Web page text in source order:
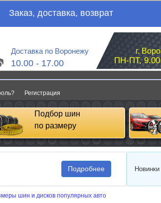
Заказ, доставка, возврат
Доставка по Воронежу
10.00 - 17.00
г.
ПН-ПТ,
Регистрация
Подбор шин
по размеру
Подробнее
шин и дисков популярных авто